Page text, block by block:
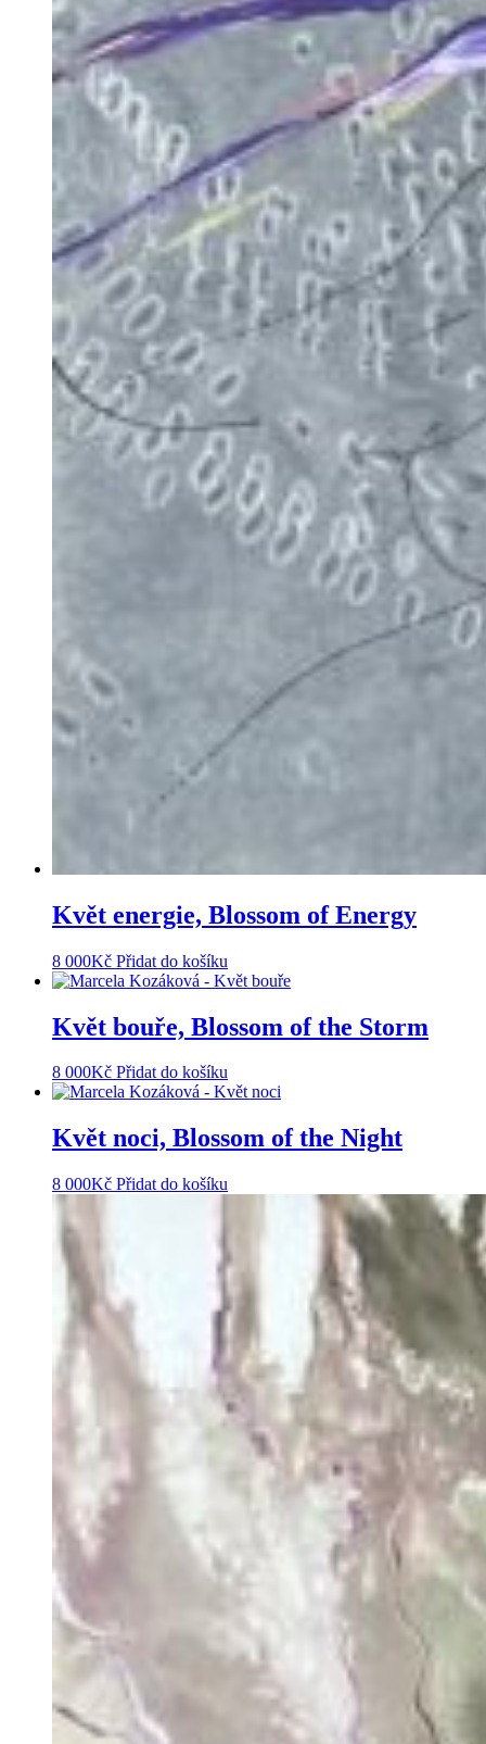
Květ energie, Blossom of Energy
8 000Kč Přidat do košíku
Květ bouře, Blossom of the Storm
8 000Kč Přidat do košíku
Květ noci, Blossom of the Night
8 000Kč Přidat do košíku